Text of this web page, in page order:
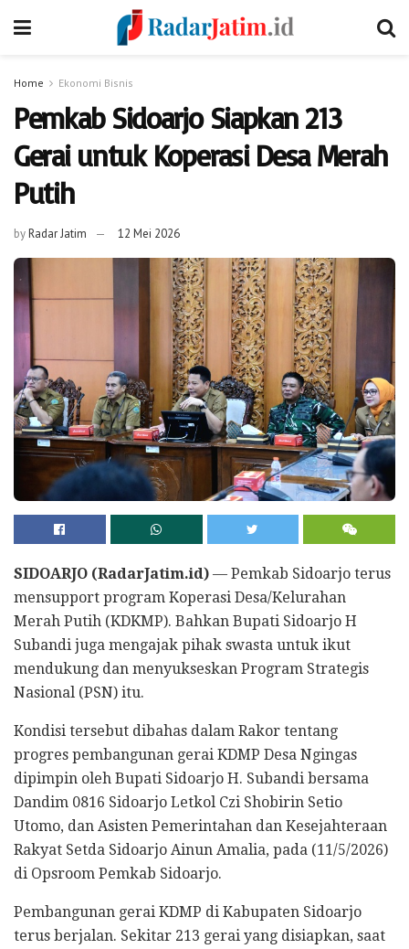
Home Ekonomi Bisnis
Pemkab Sidoarjo Siapkan 213
Gerai untuk Koperasi Desa Merah
Putih
byRadar Jatim 12 Mei 2026
SIDOARJO (RadarJatim.id) — Pemkab Sidoarjo terus
mensupport program Koperasi Desa/Kelurahan
Merah Putih (KDKMP). Bahkan Bupati Sidoarjo H
Subandi juga mengajak pihak swasta untuk ikut
mendukung dan menyukseskan Program Strategis
Nasional (PSN) itu.
Kondisi tersebut dibahas dalam Rakor tentang
progres pembangunan gerai KDMP Desa Ngingas
dipimpin oleh Bupati Sidoarjo H. Subandi bersama
Dandim 0816 Sidoarjo Letkol Czi Shobirin Setio
Utomo, dan Asisten Pemerintahan dan Kesejahteraan
Rakyat Setda Sidoarjo Ainun Amalia, pada (11/5/2026)
di Opsroom Pemkab Sidoarjo.
Pembangunan gerai KDMP di Kabupaten Sidoarjo
terus berjalan. Sekitar 213 gerai yang disiapkan, saat